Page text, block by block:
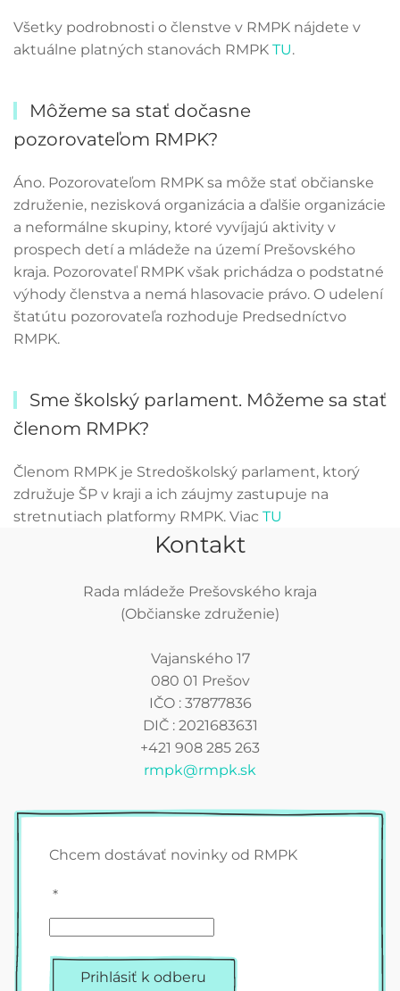
Všetky podrobnosti o členstve v RMPK nájdete v
aktuálne platných stanovách RMPK TU.
Môžeme sa stať dočasne
pozorovateľom RMPK?
Áno. Pozorovateľom RMPK sa môže stať občianske
združenie, nezisková organizácia a ďalšie organizácie
a neformálne skupiny, ktoré vyvíjajú aktivity v
prospech detí a mládeže na území Prešovského
kraja. Pozorovateľ RMPK však prichádza o podstatné
výhody členstva a nemá hlasovacie právo. O udelení
štatútu pozorovateľa rozhoduje Predsedníctvo
RMPK.
Sme školský parlament. Môžeme sa stať
členom RMPK?
Členom RMPK je Stredoškolský parlament, ktorý
združuje ŠP v kraji a ich záujmy zastupuje na
stretnutiach platformy RMPK. Viac TU
Kontakt
Rada mládeže Prešovského kraja
(Občianske združenie)
Vajanského 17
080 01 Prešov
IČO : 37877836
DIČ : 2021683631
+421 908 285 263
rmpk@rmpk.sk
Chcem dostávať novinky od RMPK
*
Prihlásiť k odberu